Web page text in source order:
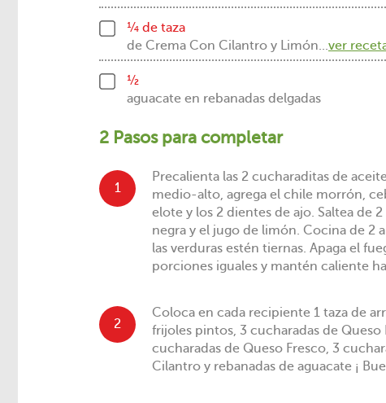
¼ de taza
de Crema Con Cilantro y Limón...ver
½
aguacate en rebanadas delgadas
2 Pasos para completar
1
Precalienta las 2 cucharaditas de
medio-alto, agrega el chile morrón,
elote y los 2 dientes de ajo. Saltea de
negra y el jugo de limón. Cocina de 2
las verduras estén tiernas. Apaga el
porciones iguales y mantén caliente
2
Coloca en cada recipiente 1 taza de
frijoles pintos, 3 cucharadas de Queso
cucharadas de Queso Fresco, 3
Cilantro y rebanadas de aguacate ¡